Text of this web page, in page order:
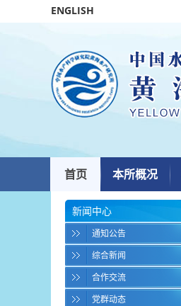
ENGLISH
首页 本所概况
新闻中心
通知公告
综合新闻
合作交流
党群动态